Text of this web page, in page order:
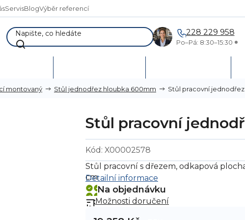
ServisBlogVýběr referencí
228 229 958
Po–Pá: 8:30–15:30
montovaný Stůl jednodřez hloubka 600mm Stůl pracovní jednodřez
Stůl pracovní
Kód: X00002578
Na objednávku
Možnosti doručení
Stůl pracovní s dřezem, odkapová
cm
Detailní informace